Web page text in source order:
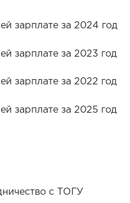
зарплате за 2024 год
зарплате за 2023 год
зарплате за 2022 год
зарплате за 2025 год
с ТОГУ